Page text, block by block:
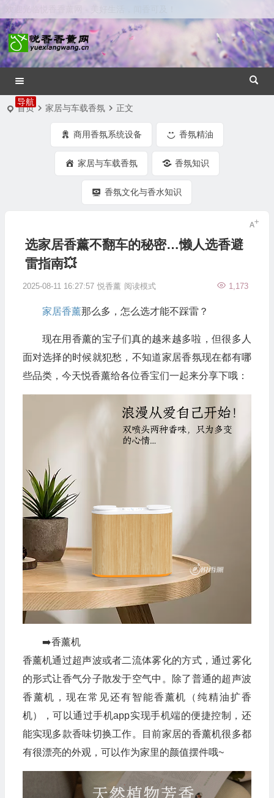
首页 家居与车载香氛 正文
商用香氛系统设备 香氛精油
家居与车载香氛 香氛知识
香氛文化与香水知识
选家居香薰不翻车的秘密…懒人选香避
雷指南💥
2025-08-11 16:27:57 悦香薰 1,173
阅读模式
家居香薰那么多，怎么选才能不踩雷？
现在用香薰的宝子们真的越来越多啦，但很多人
面对选择的时候就犯愁，不知道家居香氛现在都有哪
些品类，今天悦香薰给各位香宝们一起来分享下哦：
➡️香薰机
香薰机通过超声波或者二流体雾化的方式，通过雾化
的形式让香气分子散发于空气中。除了普通的超声波
香薰机，现在常见还有智能香薰机（纯精油扩香
机），可以通过手机app实现手机端的便捷控制，还
能实现多款香味切换工作。目前家居的香薰机很多都
有很漂亮的外观，可以作为家里的颜值摆件哦~